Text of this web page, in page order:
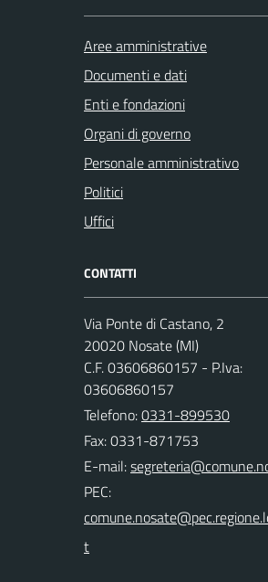
Aree amministrative
Documenti e dati
Enti e fondazioni
Organi di governo
Personale amministrativo
Politici
Uffici
CONTATTI
Via Ponte di Castano, 2
20020 Nosate (MI)
C.F. 03606860157 - P.Iva:
03606860157
Telefono:0331-899530
Fax: 0331-871753
E-mail:
PEC: